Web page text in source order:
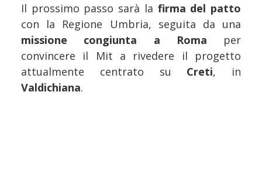
Il prossimo passo sarà la firma del patto
con la Regione Umbria, seguita da una
missione congiunta a Roma per
convincere il Mit a rivedere il progetto
attualmente centrato su Creti, in
Valdichiana.